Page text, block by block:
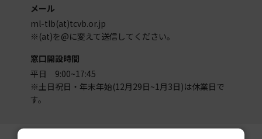
メール
ml-tlb(at)tcvb.or.jp
※(at)を@に変えて送信してください。
窓口開設時間
平日 9:00~17:45
※土日祝日・年末年始(12月29日~1月3日)は休業日で
す。